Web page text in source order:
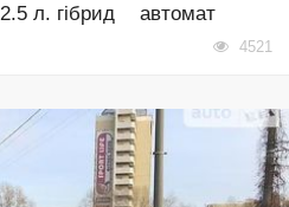
2.5 л. гібрид автомат
4521